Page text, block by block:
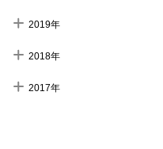
2019年
2018年
2017年